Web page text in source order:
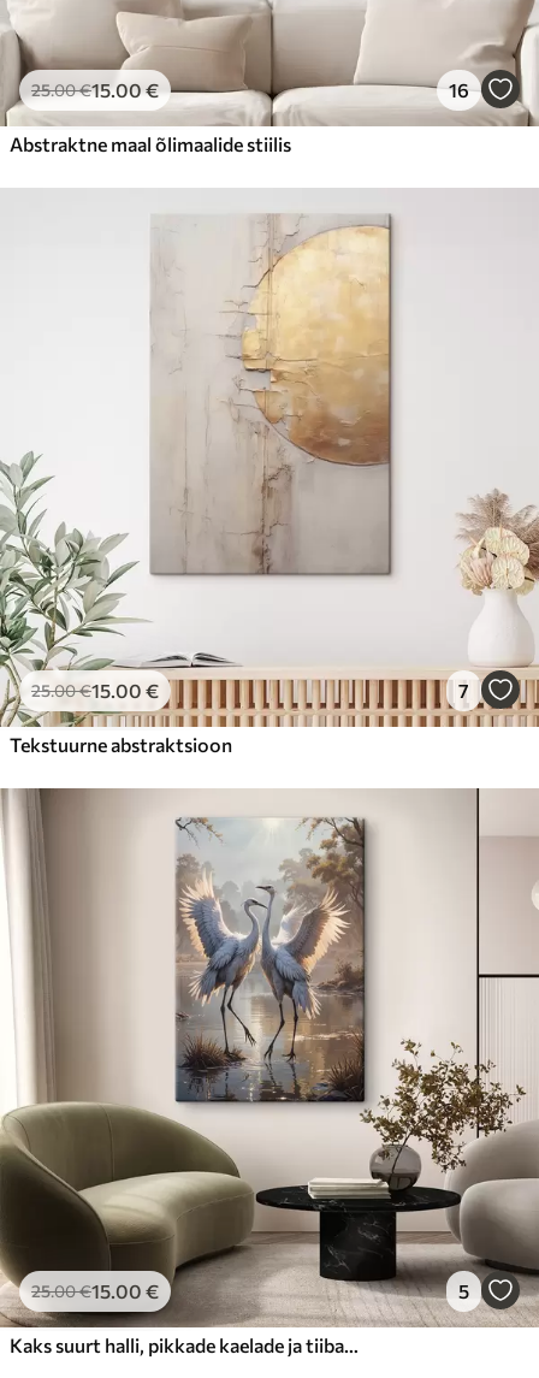
25.00€15.00€ 16
Abstraktne maal õlimaalide stiilis
25.00€15.00 € 7
Tekstuurne abstraktsioon
25.00€15.00 € 5
Kaks suurt halli, pikkade kaelade ja tiibadega kraanat, mis seisavad puudest ümbritsetud udujärves